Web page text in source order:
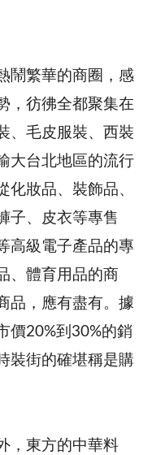
鬧繁華的商圈，感
，彷彿全都聚集在
、毛皮服裝、西裝
大台北地區的流行
化妝品、裝飾品、
子、皮衣等專售
高級電子產品的專
、體育用品的商
品，應有盡有。據
價20%到30%的銷
裝街的確堪稱是購
，東方的中華料